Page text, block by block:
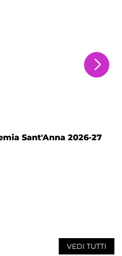
Sant'Anna 2026-27
VEDI TUTTI